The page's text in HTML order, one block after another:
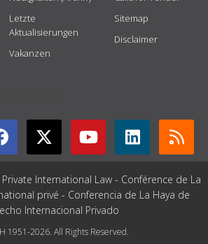
Letzte
Aktualisierungen
Vakanzen
Sitemap
Disclaimer
International Law - Conférence de La
privé - Conferencia de La Haya de
Internacional Privado
1951-2026. All Rights Reserved.